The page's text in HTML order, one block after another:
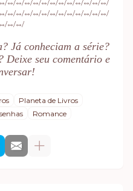
⇎⇎⇎⇎⇎⇎⇎⇎⇎⇎⇎⇎
⇎⇎⇎⇎⇎⇎⇎⇎⇎⇎⇎⇎
⇎⇎
Já conheciam a série?
Deixe seu comentário e
Planeta de Livros
Romance